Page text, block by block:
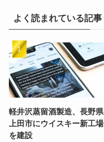
よく読まれている記事
軽井沢蒸留酒製造、長野県
上田市にウイスキー新工場
を建設